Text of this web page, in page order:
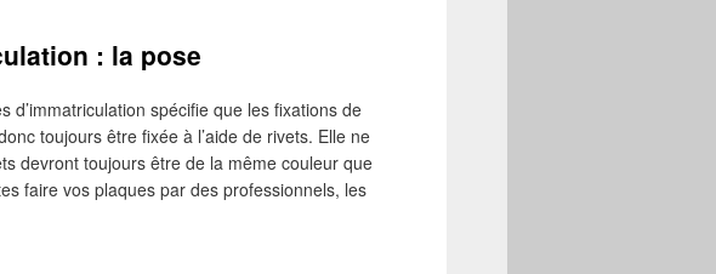
: la pose
spécifie que les fixations de
toujours être fixée à l’aide de rivets. Elle ne
devront toujours être de la même couleur que
faire vos plaques par des professionnels, les